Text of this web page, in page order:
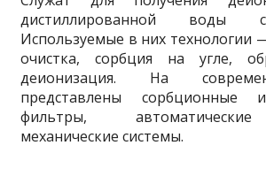
дистиллированной воды
Используемые в них технологии
очистка, сорбция на угле,
деионизация. На
представлены сорбционные
фильтры,
механические системы.